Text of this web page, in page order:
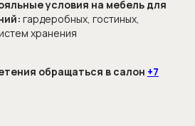
условия на мебель для
гардеробных, гостиных,
хранения
обращаться в салон +7